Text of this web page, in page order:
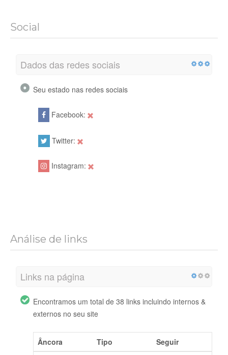
Social
Dados das redes sociais
Seu estado nas redes sociais
Facebook:
Twitter:
Instagram:
Análise de links
Links na página
Encontramos um total de 38 links incluindo internos &
externos no seu site
Âncora Tipo
Seguir